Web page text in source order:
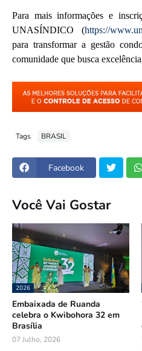
Para mais informações e
UNASÍNDICO (https://
para transformar a gestão
comunidade que busca
Tags BRASIL
Facebook
Você Vai Gostar
2026
Embaixada de Ruanda
celebra o Kwibohora 32 em
Brasília
07 Julho, 2026